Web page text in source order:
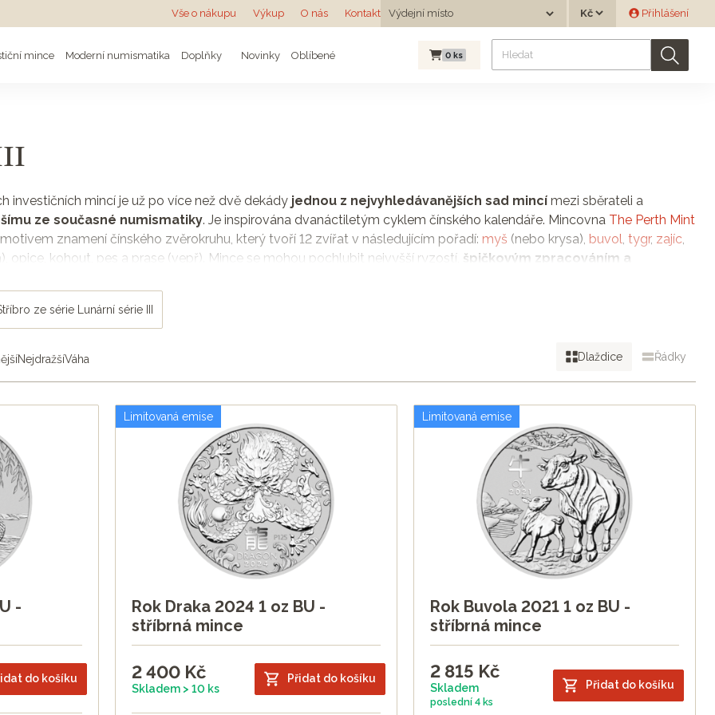
Vše o nákupu Výkup O nás Kontakt Výdejní místo
Výdejní místo
Měna Přihlášení
mince Moderní numismatika Doplňky Novinky Oblíbené 0 ks
investičních mincí je už po více než dvě dekády jednou z nejvyhledávanějších sad mincí mezi sběrateli a
ze současné numismatiky. Je inspirována dvanáctiletým cyklem čínského kalendáře. Mincovna The Perth Mint
znamení čínského zvěrokruhu, který tvoří 12 zvířat v následujícím pořadí: myš (nebo krysa), buvol, tygr, zajíc,
opice, kohout, pes a prase (vepř). Mince se mohou pochlubit nejvyšší ryzostí, špičkovým zpracováním a
návrhářů.
blízko cen investičních mincí a slitků. Avšak vzhledem k vysoké poptávce a omezenému počtu vyražených
vždy od každé mince více kusů, jednu do vlastní sbírky, další pro své blízké nebo pro případ pozdějšího
sadu, bývá mu později líto ji prodat, přestože velmi zhodnotí. Proto je dobré mít pár jednotek kusů navíc.
III
ze série Lunární série III
NejdražšíVáha Dlaždice Řádky
-
do košíku
Limitovaná emise
Rok Draka 2024 1 oz BU -
stříbrná mince
2 400 Kč
Skladem > 10 ks
Přidat do košíku
Limitovaná emise
Rok Buvola 2021 1 oz BU -
stříbrná mince
2 815 Kč
Skladem
poslední 4 ks
Přidat do košíku